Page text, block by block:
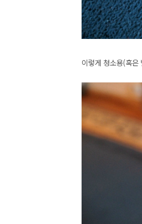
이렇게 청소용(혹은